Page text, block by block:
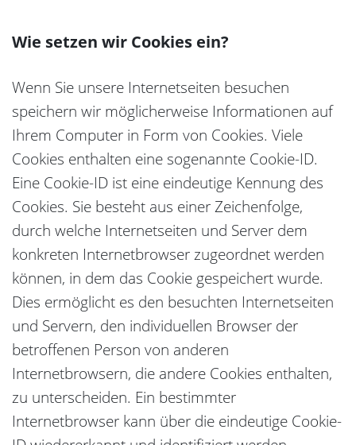
Wie setzen wir Cookies ein?
Wenn Sie unsere Internetseiten besuchen
speichern wir möglicherweise Informationen auf
Ihrem Computer in Form von Cookies. Viele
Cookies enthalten eine sogenannte Cookie-ID.
Eine Cookie-ID ist eine eindeutige Kennung des
Cookies. Sie besteht aus einer Zeichenfolge,
durch welche Internetseiten und Server dem
konkreten Internetbrowser zugeordnet werden
können, in dem das Cookie gespeichert wurde.
Dies ermöglicht es den besuchten Internetseiten
und Servern, den individuellen Browser der
betroffenen Person von anderen
Internetbrowsern, die andere Cookies enthalten,
zu unterscheiden. Ein bestimmter
Internetbrowser kann über die eindeutige Cookie-